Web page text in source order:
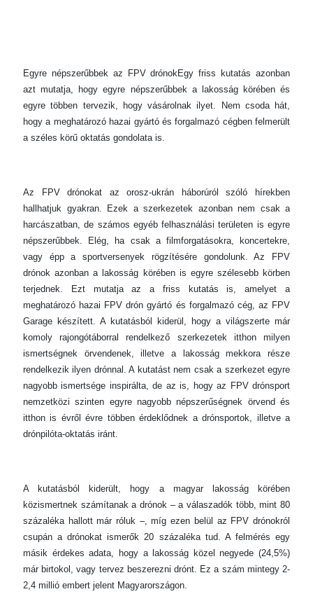
Egyre népszerűbbek az FPV drónokEgy friss kutatás azonban
azt mutatja, hogy egyre népszerűbbek a lakosság körében és
egyre többen tervezik, hogy vásárolnak ilyet. Nem csoda hát,
hogy a meghatározó hazai gyártó és forgalmazó cégben felmerült
a széles körű oktatás gondolata is.
Az FPV drónokat az orosz-ukrán háborúról szóló hírekben
hallhatjuk gyakran. Ezek a szerkezetek azonban nem csak a
harcászatban, de számos egyéb felhasználási területen is egyre
népszerűbbek. Elég, ha csak a filmforgatásokra, koncertekre,
vagy épp a sportversenyek rögzítésére gondolunk. Az FPV
drónok azonban a lakosság körében is egyre szélesebb körben
terjednek. Ezt mutatja az a friss kutatás is, amelyet a
meghatározó hazai FPV drón gyártó és forgalmazó cég, az FPV
Garage készített. A kutatásból kiderül, hogy a világszerte már
komoly rajongótáborral rendelkező szerkezetek itthon milyen
ismertségnek örvendenek, illetve a lakosság mekkora része
rendelkezik ilyen drónnal. A kutatást nem csak a szerkezet egyre
nagyobb ismertsége inspirálta, de az is, hogy az FPV drónsport
nemzetközi szinten egyre nagyobb népszerűségnek örvend és
itthon is évről évre többen érdeklődnek a drónsportok, illetve a
drónpilóta-oktatás iránt.
A kutatásból kiderült, hogy a magyar lakosság körében
közismertnek számítanak a drónok – a válaszadók több, mint 80
százaléka hallott már róluk –, míg ezen belül az FPV drónokról
csupán a drónokat ismerők 20 százaléka tud. A felmérés egy
másik érdekes adata, hogy a lakosság közel negyede (24,5%)
már birtokol, vagy tervez beszerezni drónt. Ez a szám mintegy 2-
2,4 millió embert jelent Magyarországon.